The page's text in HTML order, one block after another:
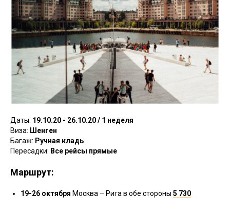
Даты: 19.10.20 - 26.10.20 / 1 неделя
Виза: Шенген
Багаж: Ручная кладь
Пересадки: Все рейсы прямые
Маршрут:
19-26 октября Москва – Рига в обе стороны 5 730